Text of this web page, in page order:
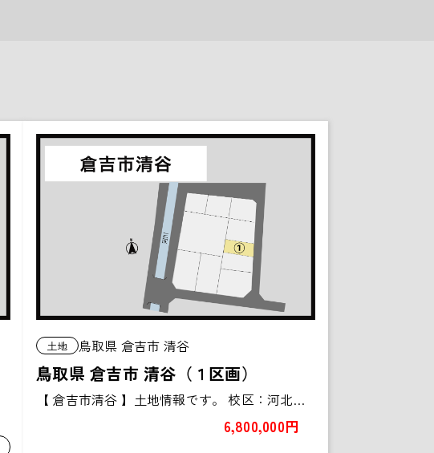
土地 鳥取県 倉吉市 清谷
鳥取県 倉吉市 清谷（１区画）
【 倉吉市清谷 】土地情報です。 校区：河北小学校／河北中学...
6,800,000円